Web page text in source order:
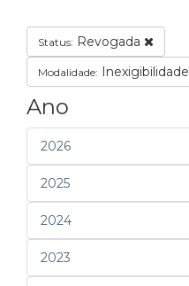
Status: Revogada
Modalidade: Inexigibilidade
Ano
2026
2025
2024
2023